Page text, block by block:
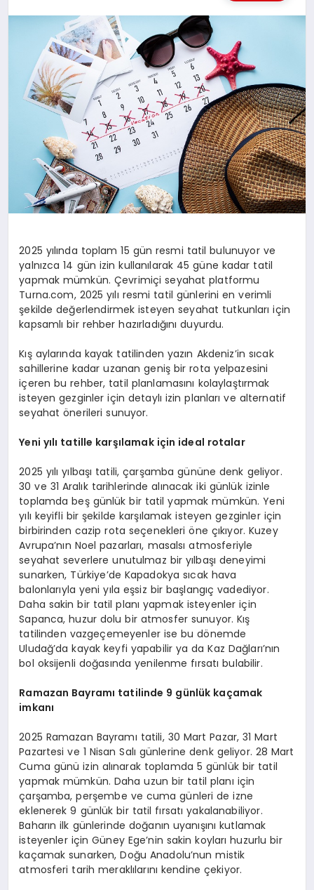
2025 yılında toplam 15 gün resmi tatil bulunuyor ve
yalnızca 14 gün izin kullanılarak 45 güne kadar tatil
yapmak mümkün. Çevrimiçi seyahat platformu
Turna.com, 2025 yılı resmi tatil günlerini en verimli
şekilde değerlendirmek isteyen seyahat tutkunları için
kapsamlı bir rehber hazırladığını duyurdu.
Kış aylarında kayak tatilinden yazın Akdeniz’in sıcak
sahillerine kadar uzanan geniş bir rota yelpazesini
içeren bu rehber, tatil planlamasını kolaylaştırmak
isteyen gezginler için detaylı izin planları ve alternatif
seyahat önerileri sunuyor.
Yeni yılı tatille karşılamak için ideal rotalar
2025 yılı yılbaşı tatili, çarşamba gününe denk geliyor.
30 ve 31 Aralık tarihlerinde alınacak iki günlük izinle
toplamda beş günlük bir tatil yapmak mümkün. Yeni
yılı keyifli bir şekilde karşılamak isteyen gezginler için
birbirinden cazip rota seçenekleri öne çıkıyor. Kuzey
Avrupa’nın Noel pazarları, masalsı atmosferiyle
seyahat severlere unutulmaz bir yılbaşı deneyimi
sunarken, Türkiye’de Kapadokya sıcak hava
balonlarıyla yeni yıla eşsiz bir başlangıç vadediyor.
Daha sakin bir tatil planı yapmak isteyenler için
Sapanca, huzur dolu bir atmosfer sunuyor. Kış
tatilinden vazgeçemeyenler ise bu dönemde
Uludağ’da kayak keyfi yapabilir ya da Kaz Dağları’nın
bol oksijenli doğasında yenilenme fırsatı bulabilir.
Ramazan Bayramı tatilinde 9 günlük kaçamak
imkanı
2025 Ramazan Bayramı tatili, 30 Mart Pazar, 31 Mart
Pazartesi ve 1 Nisan Salı günlerine denk geliyor. 28 Mart
Cuma günü izin alınarak toplamda 5 günlük bir tatil
yapmak mümkün. Daha uzun bir tatil planı için
çarşamba, perşembe ve cuma günleri de izne
eklenerek 9 günlük bir tatil fırsatı yakalanabiliyor.
Baharın ilk günlerinde doğanın uyanışını kutlamak
isteyenler için Güney Ege’nin sakin koyları huzurlu bir
kaçamak sunarken, Doğu Anadolu’nun mistik
atmosferi tarih meraklılarını kendine çekiyor.